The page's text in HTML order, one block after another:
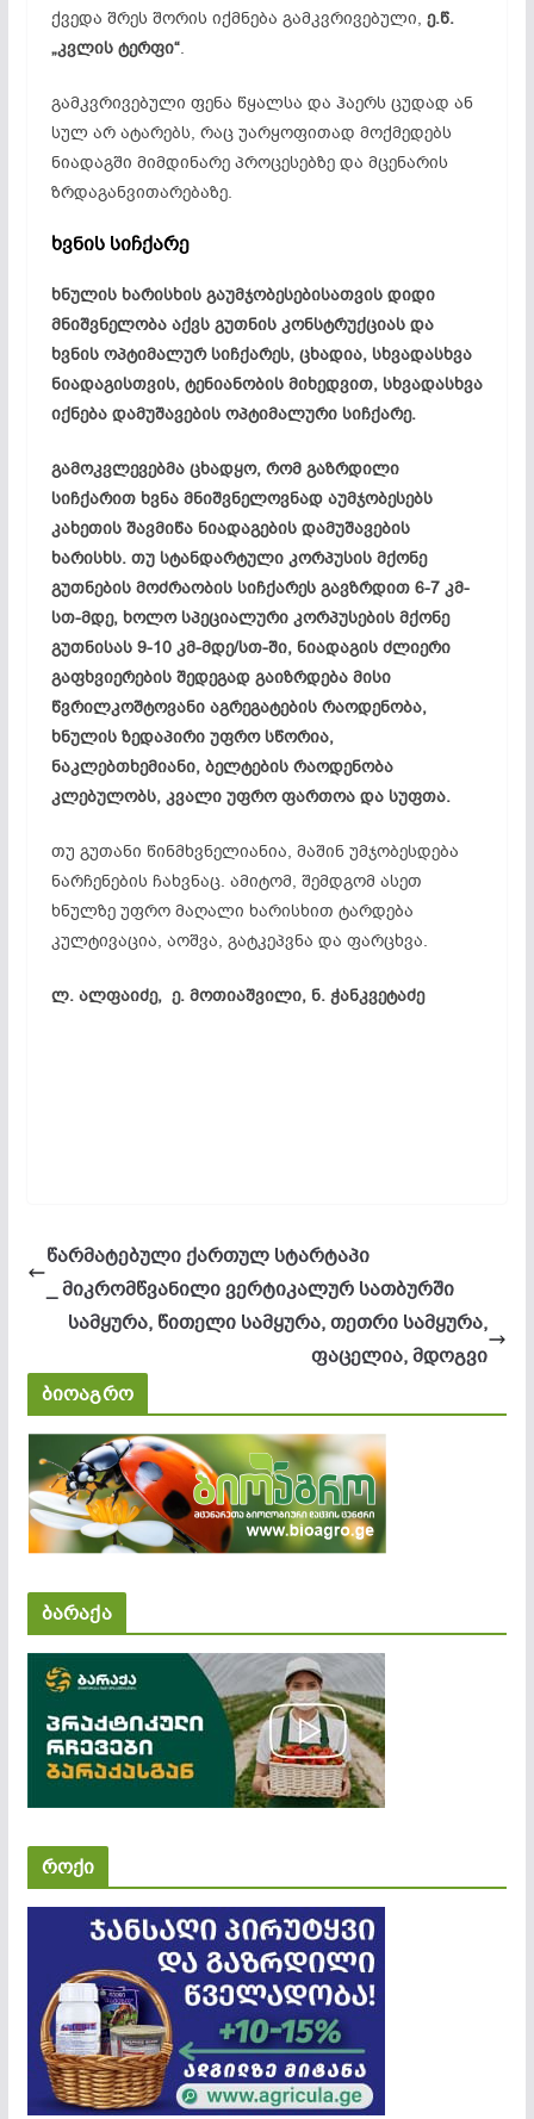
ქვედა შრეს შორის იქმნება გამკვრივებული, ე.წ.
„კვლის ტერფი“.
გამკვრივებული ფენა წყალსა და ჰაერს ცუდად ან
სულ არ ატარებს, რაც უარყოფითად მოქმედებს
ნიადაგში მიმდინარე პროცესებზე და მცენარის
ზრდაგანვითარებაზე.
ხვნის სიჩქარე
ხნულის ხარისხის გაუმჯობესებისათვის დიდი
მნიშვნელობა აქვს გუთნის კონსტრუქციას და
ხვნის ოპტიმალურ სიჩქარეს, ცხადია, სხვადასხვა
ნიადაგისთვის, ტენიანობის მიხედვით, სხვადასხვა
იქნება დამუშავების ოპტიმალური სიჩქარე.
გამოკვლევებმა ცხადყო, რომ გაზრდილი
სიჩქარით ხვნა მნიშვნელოვნად აუმჯობესებს
კახეთის შავმიწა ნიადაგების დამუშავების
ხარისხს. თუ სტანდარტული კორპუსის მქონე
გუთნების მოძრაობის სიჩქარეს გავზრდით 6-7 კმ-
სთ-მდე, ხოლო სპეციალური კორპუსების მქონე
გუთნისას 9-10 კმ-მდე/სთ-ში, ნიადაგის ძლიერი
გაფხვიერების შედეგად გაიზრდება მისი
წვრილკოშტოვანი აგრეგატების რაოდენობა,
ხნულის ზედაპირი უფრო სწორია,
ნაკლებთხემიანი, ბელტების რაოდენობა
კლებულობს, კვალი უფრო ფართოა და სუფთა.
თუ გუთანი წინმხვნელიანია, მაშინ უმჯობესდება
ნარჩენების ჩახვნაც. ამიტომ, შემდგომ ასეთ
ხნულზე უფრო მაღალი ხარისხით ტარდება
კულტივაცია, აოშვა, გატკეპვნა და ფარცხვა.
ლ. ალფაიძე, ე. მოთიაშვილი, ნ. ჭანკვეტაძე
წარმატებული ქართულ სტარტაპი
_ მიკრომწვანილი ვერტიკალურ სათბურში
სამყურა, წითელი სამყურა, თეთრი სამყურა,
ფაცელია, მდოგვი
ბიოაგრო
ბარაქა
როქი